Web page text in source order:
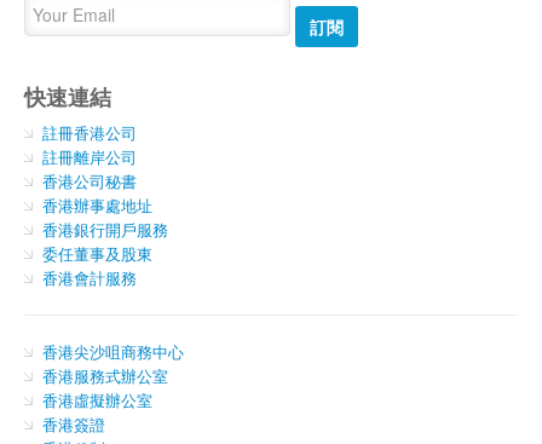
訂閱
快速連結
註冊香港公司
註冊離岸公司
香港公司秘書
香港辦事處地址
香港銀行開戶服務
委任董事及股東
香港會計服務
香港尖沙咀商務中心
香港服務式辦公室
香港虛擬辦公室
香港簽證